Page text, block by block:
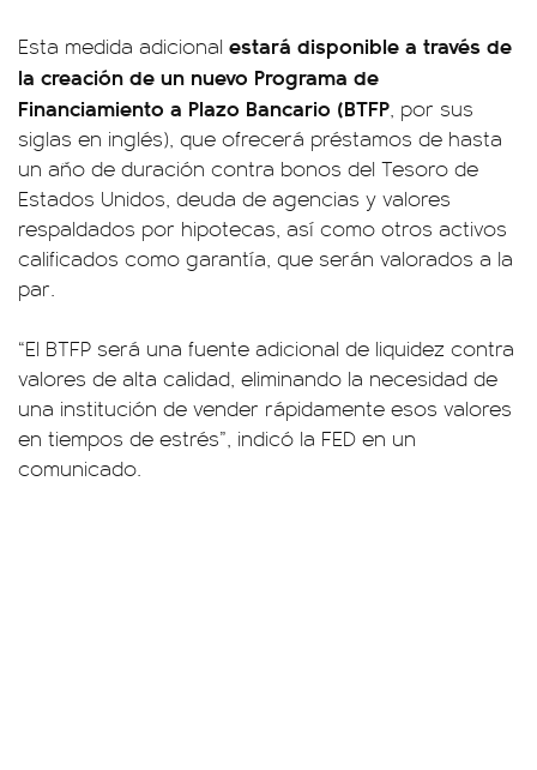
Esta medida adicional estará disponible a través de
la creación de un nuevo Programa de
Financiamiento a Plazo Bancario (BTFP, por sus
siglas en inglés), que ofrecerá préstamos de hasta
un año de duración contra bonos del Tesoro de
Estados Unidos, deuda de agencias y valores
respaldados por hipotecas, así como otros activos
calificados como garantía, que serán valorados a la
par.
“El BTFP será una fuente adicional de liquidez contra
valores de alta calidad, eliminando la necesidad de
una institución de vender rápidamente esos valores
en tiempos de estrés”, indicó la FED en un
comunicado.